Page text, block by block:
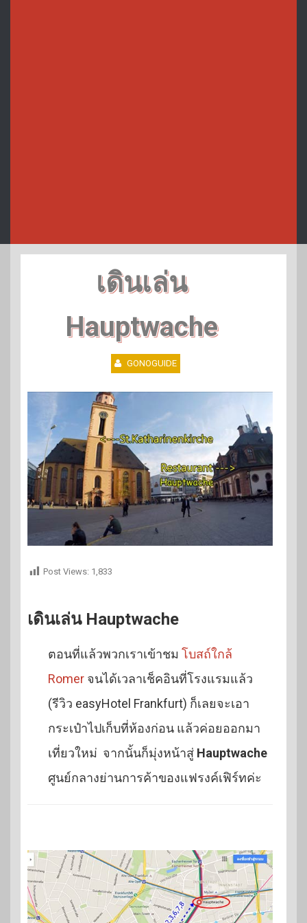
เดินเล่น
Hauptwache
GONOGUIDE
Post Views: 1,833
เดินเล่น Hauptwache
ตอนที่แล้วพวกเราเข้าชม โบสถ์ใกล้
Romer จนได้เวลาเช็คอินที่โรงแรมแล้ว
(รีวิว easyHotel Frankfurt) ก็เลยจะเอา
กระเป๋าไปเก็บที่ห้องก่อน แล้วค่อยออกมา
เที่ยวใหม่ จากนั้นก็มุ่งหน้าสู่ Hauptwache
ศูนย์กลางย่านการค้าของแฟรงค์เฟิร์ทค่ะ